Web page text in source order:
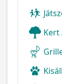
Kert